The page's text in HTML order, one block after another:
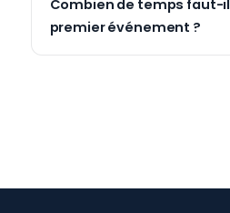
Combien de temps faut-
premier événement ?